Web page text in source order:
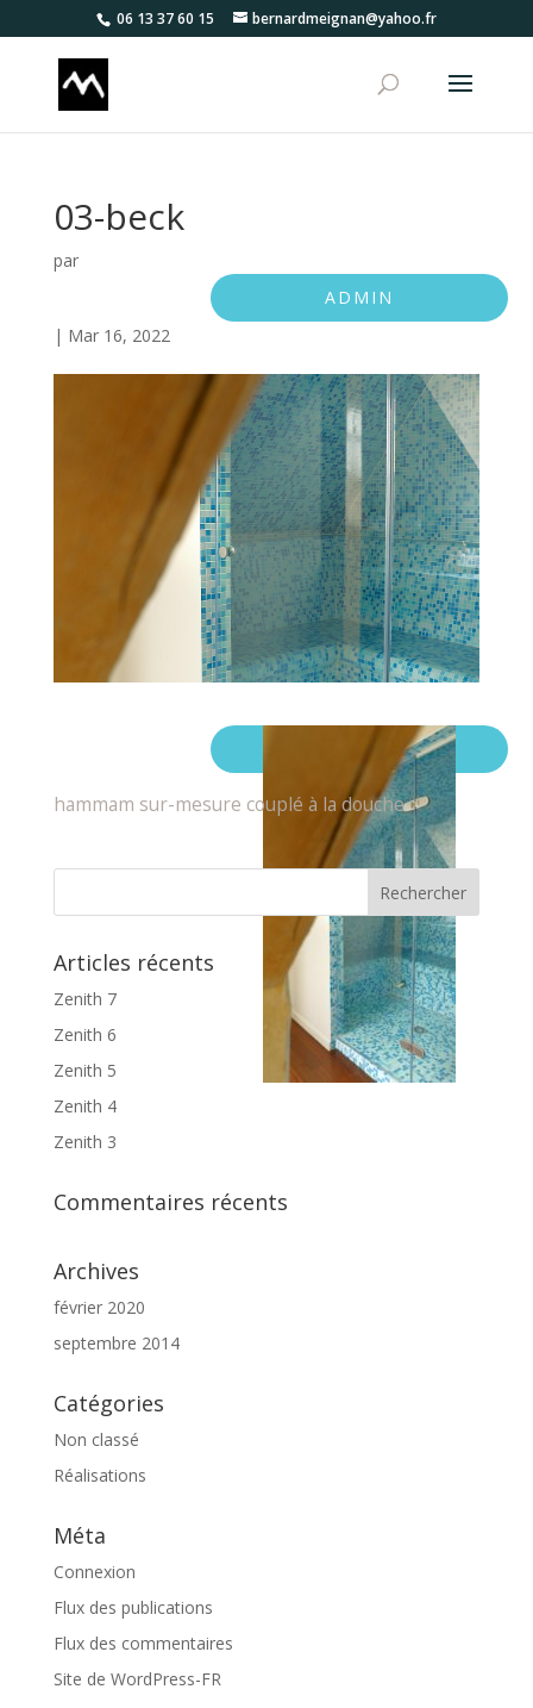
06 13 37 60 15 bernardmeignan@yahoo.fr
03-beck
par
ADMIN
| Mar 16, 2022
hammam sur-mesure couplé à la douche
Articles récents
Zenith 7
Zenith 6
Zenith 5
Zenith 4
Zenith 3
Commentaires récents
Archives
février 2020
septembre 2014
Catégories
Non classé
Réalisations
Méta
Connexion
Flux des publications
Flux des commentaires
Site de WordPress-FR